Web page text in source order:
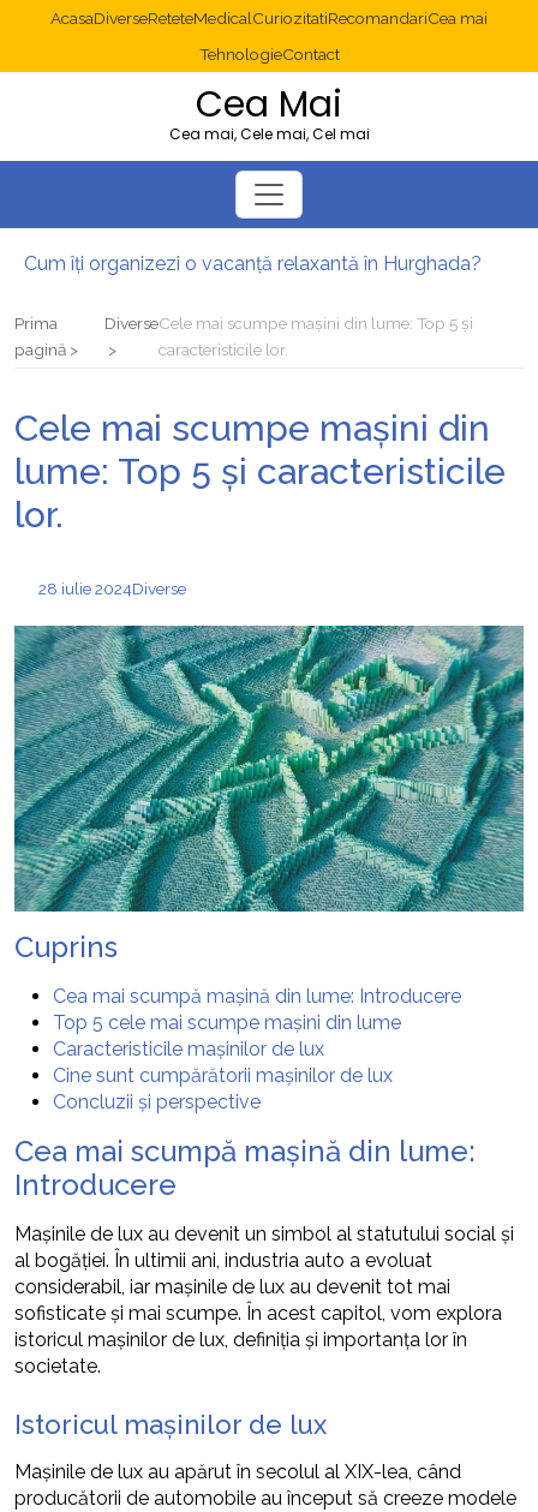
AcasaDiverseReteteMedicalCuriozitatiRecomandariCea mai
TehnologieContact
Cea Mai
Cea mai, Cele mai, Cel mai
Cum îți organizezi o vacanță relaxantă în Hurghada?
Prima
pagină
DiverseCele mai scumpe mașini din lume: Top 5 și
caracteristicile lor.
Cele mai scumpe mașini din
lume: Top 5 și caracteristicile
lor.
28 iulie 2024Diverse
Cuprins
Cea mai scumpă mașină din lume: Introducere
Top 5 cele mai scumpe mașini din lume
Caracteristicile mașinilor de lux
Cine sunt cumpărătorii mașinilor de lux
Concluzii și perspective
Cea mai scumpă mașină din lume:
Introducere
Mașinile de lux au devenit un simbol al statutului social și
al bogăției. În ultimii ani, industria auto a evoluat
considerabil, iar mașinile de lux au devenit tot mai
sofisticate și mai scumpe. În acest capitol, vom explora
istoricul mașinilor de lux, definiția și importanța lor în
societate.
Istoricul mașinilor de lux
Mașinile de lux au apărut în secolul al XIX-lea, când
producătorii de automobile au început să creeze modele